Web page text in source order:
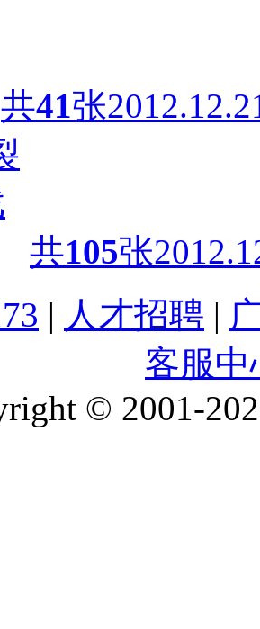
共41张
共105张
| 人才招聘 |
客服中
© 2001-